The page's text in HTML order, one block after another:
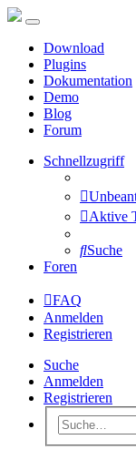
Download
Plugins
Dokumentation
Demo
Blog
Forum
Schnellzugriff
Aktive
Suche
Foren
FAQ
Anmelden
Registrieren
Suche
Anmelden
Registrieren